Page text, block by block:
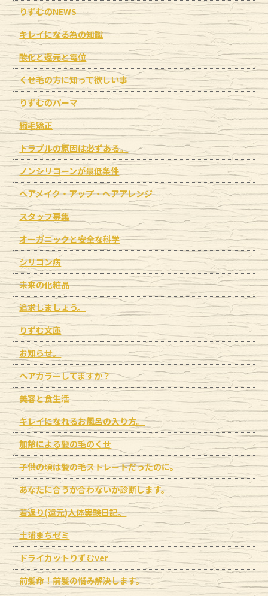
りずむのNEWS
キレイになる為の知識
酸化と還元と電位
くせ毛の方に知って欲しい事
りずむのパーマ
縮毛矯正
トラブルの原因は必ずある。
ノンシリコーンが最低条件
ヘアメイク・アップ・ヘアアレンジ
スタッフ募集
オーガニックと安全な科学
シリコン病
未来の化粧品
追求しましょう。
りずむ文庫
お知らせ。
ヘアカラーしてますか？
美容と食生活
キレイになれるお風呂の入り方。
加齢による髪の毛のくせ
子供の頃は髪の毛ストレートだったのに。
あなたに合うか合わないか診断します。
若返り(還元)人体実験日記。
土浦まちゼミ
ドライカットりずむver
前髪命！前髪の悩み解決します。